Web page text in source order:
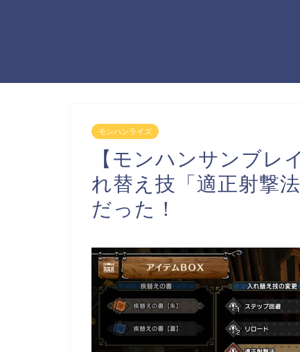
モンハンライズ
【モンハンサンブレ
れ替え技「適正射撃
だった！